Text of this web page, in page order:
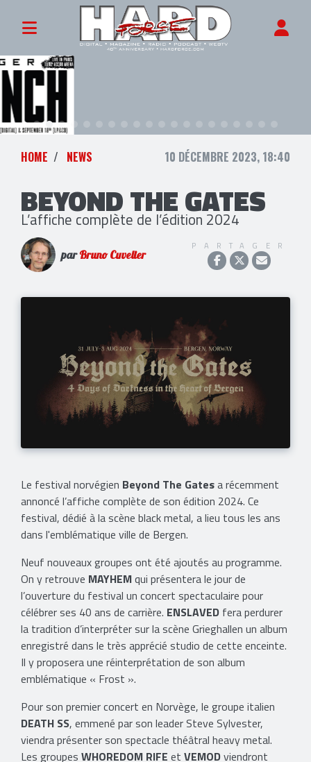
HOME NEWS 10 DÉCEMBRE 2023, 18:40
BEYOND THE GATES
L’affiche complète de l’édition 2024
parBruno Cuvelier
PARTAGER
Le festival norvégien Beyond The Gatesa récemment
annoncé l’affiche complète de son édition 2024. Ce
festival, dédié à la scène black metal, a lieu tous les ans
dans l'emblématique ville de Bergen.
Neuf nouveaux groupes ont été ajoutés au programme.
On y retrouve MAYHEMqui présentera le jour de
l’ouverture du festival un concert spectaculaire pour
célébrer ses 40 ans de carrière. ENSLAVED fera perdurer
la tradition d’interpréter sur la scène Grieghallen un album
enregistré dans le très apprécié studio de cette enceinte.
Il y proposera une réinterprétation de son album
emblématique « Frost ».
Pour son premier concert en Norvège, le groupe italien
DEATH SS, emmené par son leader Steve Sylvester,
viendra présenter son spectacle théâtral heavy metal.
Les groupes WHOREDOM RIFE et VEMODviendront